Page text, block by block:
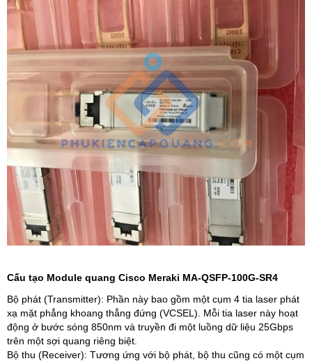
Cấu tạo Module quang Cisco Meraki MA-QSFP-100G-SR4
Bộ phát (Transmitter): Phần này bao gồm một cụm 4 tia laser phát
xạ mặt phẳng khoang thẳng đứng (VCSEL). Mỗi tia laser này hoạt
động ở bước sóng 850nm và truyền đi một luồng dữ liệu 25Gbps
trên một sợi quang riêng biệt.​
Bộ thu (Receiver): Tương ứng với bộ phát, bộ thu cũng có một cụm